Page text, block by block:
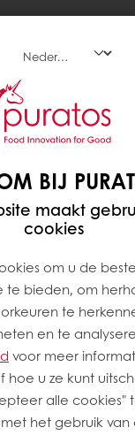
TOE AAN HET
met uw
drie kleine
aan
BIJ
maakt
cookies
om u de
te bieden, om
te
en te
voor meer
hoe u ze kunt
alle cookies"
het gebruik van